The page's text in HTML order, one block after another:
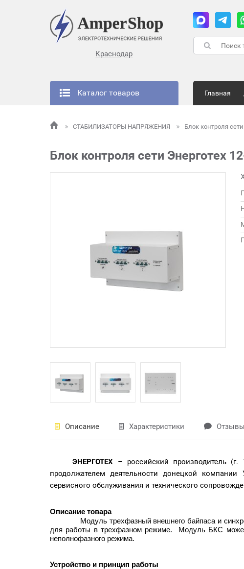
Краснодар
Каталог товаров Главная
СТАБИЛИЗАТОРЫ НАПРЯЖЕНИЯ Блок контроля
Блок контроля сети Энерготех
Описание Характеристики
ЭНЕРГОТЕХ – российский производитель (г.
продолжателем деятельности донецкой
сервисного обслуживания и технического
Описание товара
Модуль трехфазный внешнего байпаса и
для работы в трехфазном режиме. Модуль БКС может
неполнофазного режима.
Устройство и принцип работы